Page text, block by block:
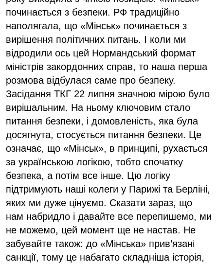
починається з безпеки. РФ традиційно
наполягала, що «Мінськ» починається з
вирішення політичних питань. І коли ми
відродили ось цей Нормандський формат
міністрів закордонних справ, то наша перша
розмова відбулася саме про безпеку.
Засідання ТКГ 22 липня значною мірою було
вирішальним. На ньому ключовим стало
питання безпеки, і домовленість, яка була
досягнута, стосується питання безпеки. Це
означає, що «Мінськ», в принципі, рухається
за українською логікою, тобто спочатку
безпека, а потім все інше. Цю логіку
підтримують наші колеги у Парижі та Берліні,
яких ми дуже цінуємо. Сказати зараз, що
нам набридло і давайте все перепишемо, ми
не можемо, цей момент ще не настав. Не
забувайте також: до «Мінська» прив’язані
санкції, тому це набагато складніша історія,